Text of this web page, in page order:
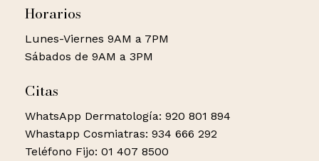
Horarios
Lunes-Viernes 9AM a 7PM
Sábados de 9AM a 3PM
Citas
WhatsApp Dermatología: 920 801 894
Whastapp Cosmiatras: 934 666 292
Teléfono Fijo: 01 407 8500